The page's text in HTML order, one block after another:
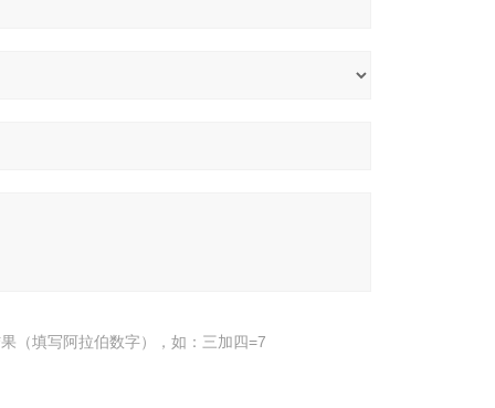
（填写阿拉伯数字），如：三加四=7